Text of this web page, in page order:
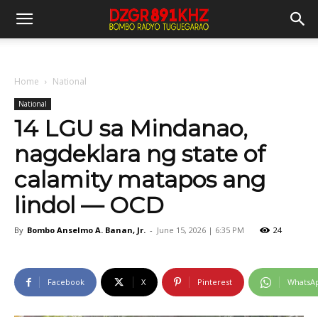
Home National
National
14 LGU sa Mindanao,
nagdeklara ng state of
calamity matapos ang
lindol — OCD
By Bombo Anselmo A. Banan, Jr. - June 15, 2026 | 6:35 PM 24
Facebook X Pinterest